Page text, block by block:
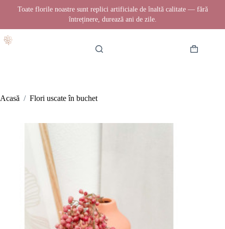
Toate florile noastre sunt replici artificiale de înaltă calitate — fără
întreținere, durează ani de zile.
la
Coș
Acasă / Flori uscate în buchet